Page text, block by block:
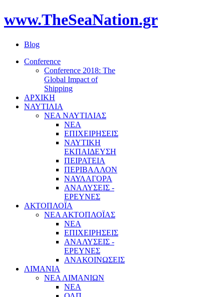
www.TheSeaNation.gr
Blog
Conference
Conference 2018: The
Global Impact of
Shipping
ΑΡΧΙΚΗ
ΝΑΥΤΙΛΙΑ
ΝΕΑ ΝΑΥΤΙΛΙΑΣ
ΝΕΑ
ΕΠΙΧΕΙΡΗΣΕΙΣ
ΝΑΥΤΙΚΗ
ΕΚΠΑΙΔΕΥΣΗ
ΠΕΙΡΑΤΕΙΑ
ΠΕΡΙΒΑΛΛΟΝ
ΝΑΥΛΑΓΟΡΑ
ΑΝΑΛΥΣΕΙΣ -
ΕΡΕΥΝΕΣ
ΑΚΤΟΠΛΟΪΑ
ΝΕΑ ΑΚΤΟΠΛΟΪΑΣ
ΝΕΑ
ΕΠΙΧΕΙΡΗΣΕΙΣ
ΑΝΑΛΥΣΕΙΣ -
ΕΡΕΥΝΕΣ
ΑΝΑΚΟΙΝΩΣΕΙΣ
ΛΙΜΑΝΙΑ
ΝΕΑ ΛΙΜΑΝΙΩΝ
ΝΕΑ